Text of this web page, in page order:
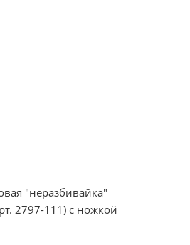
"неразбивайка"
2797-111) с ножкой